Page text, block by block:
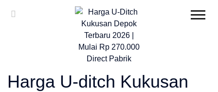
Harga U-ditch Kukusan